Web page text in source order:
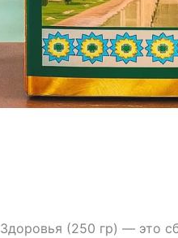
(250 гр) — это